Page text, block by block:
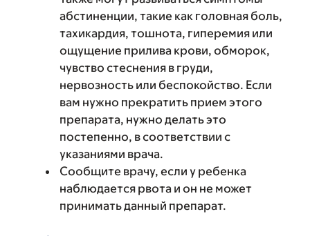
абстиненции, такие как головная боль,
тахикардия, тошнота, гиперемия или
ощущение прилива крови, обморок,
чувство стеснения в груди,
нервозность или беспокойство. Если
вам нужно прекратить прием этого
препарата, нужно делать это
постепенно, в соответствии с
указаниями врача.
Сообщите врачу, если у ребенка
наблюдается рвота и он не может
принимать данный препарат.